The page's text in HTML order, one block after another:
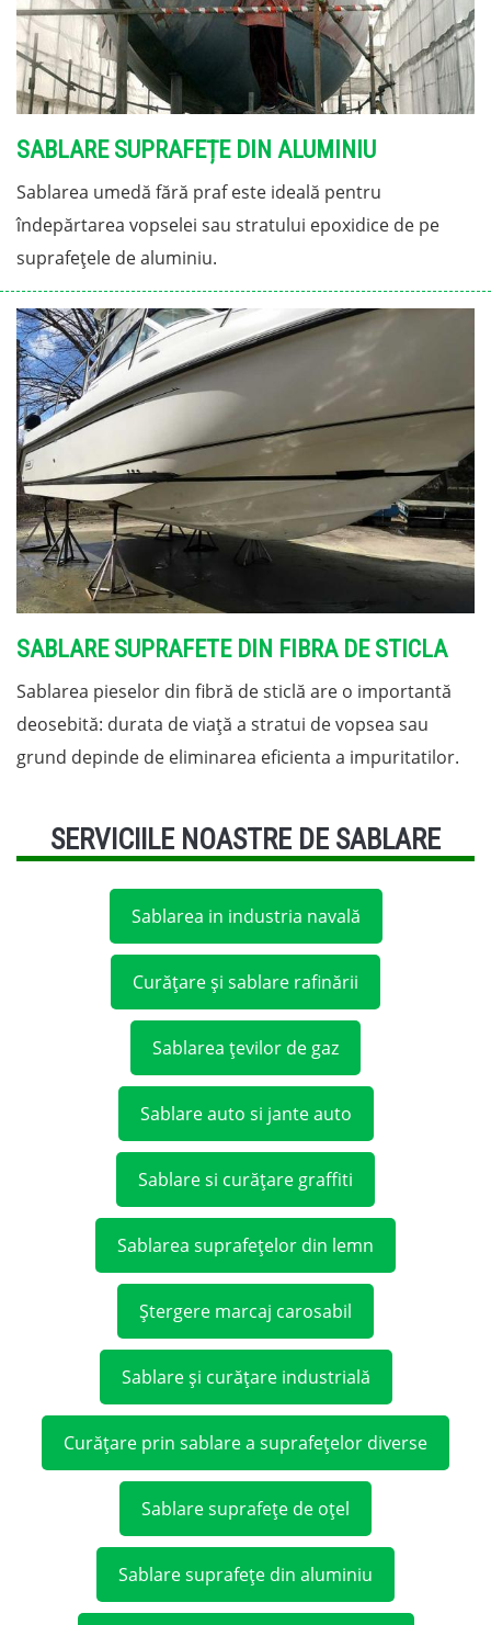
SABLARE SUPRAFEȚE DIN ALUMINIU
Sablarea umedă fără praf este ideală pentru
îndepărtarea vopselei sau stratului epoxidice de pe
suprafețele de aluminiu.
SABLARE SUPRAFETE DIN FIBRA DE STICLA
Sablarea pieselor din fibră de sticlă are o importantă
deosebită: durata de viață a stratui de vopsea sau
grund depinde de eliminarea eficienta a impuritatilor.
SERVICIILE NOASTRE DE SABLARE
Sablarea in industria navală
Curățare și sablare rafinării
Sablarea țevilor de gaz
Sablare auto si jante auto
Sablare si curățare graffiti
Sablarea suprafețelor din lemn
Ștergere marcaj carosabil
Sablare și curățare industrială
Curățare prin sablare a suprafețelor diverse
Sablare suprafețe de oțel
Sablare suprafețe din aluminiu